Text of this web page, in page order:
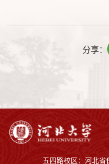
分享：
五四路校区：河北省